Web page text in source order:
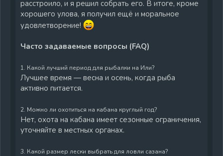
расстроило, и я решил собрать его. В итоге, кроме
хорошего улова, я получил ещё и моральное
удовлетворение!
Часто задаваемые вопросы (FAQ)
1. Какой лучший период для рыбалки на Или?
Лучшее время — весна и осень, когда рыба
активно питается.
2. Можно ли охотиться на кабана круглый год?
Нет, охота на кабана имеет сезонные ограничения,
уточняйте в местных органах.
3. Какой размер лески выбрать для ловли сазана?